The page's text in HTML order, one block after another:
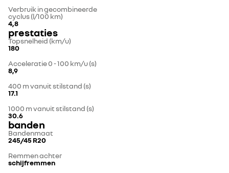
Verbruik in gecombineerde
cyclus (l/100 km)
4,8
prestaties
Topsnelheid (km/u)
180
Acceleratie 0 - 100 km/u (s)
8,9
400 m vanuit stilstand (s)
17.1
1000 m vanuit stilstand (s)
30.6
banden
Bandenmaat
245/45 R20
Remmen achter
schijfremmen